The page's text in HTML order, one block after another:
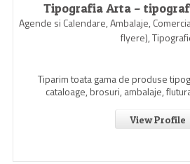
Tipografia Arta –
Agende si Calendare, Ambalaje,
flyere),
Tiparim toata gama de produse
cataloage, brosuri, ambalaje,
View Profile